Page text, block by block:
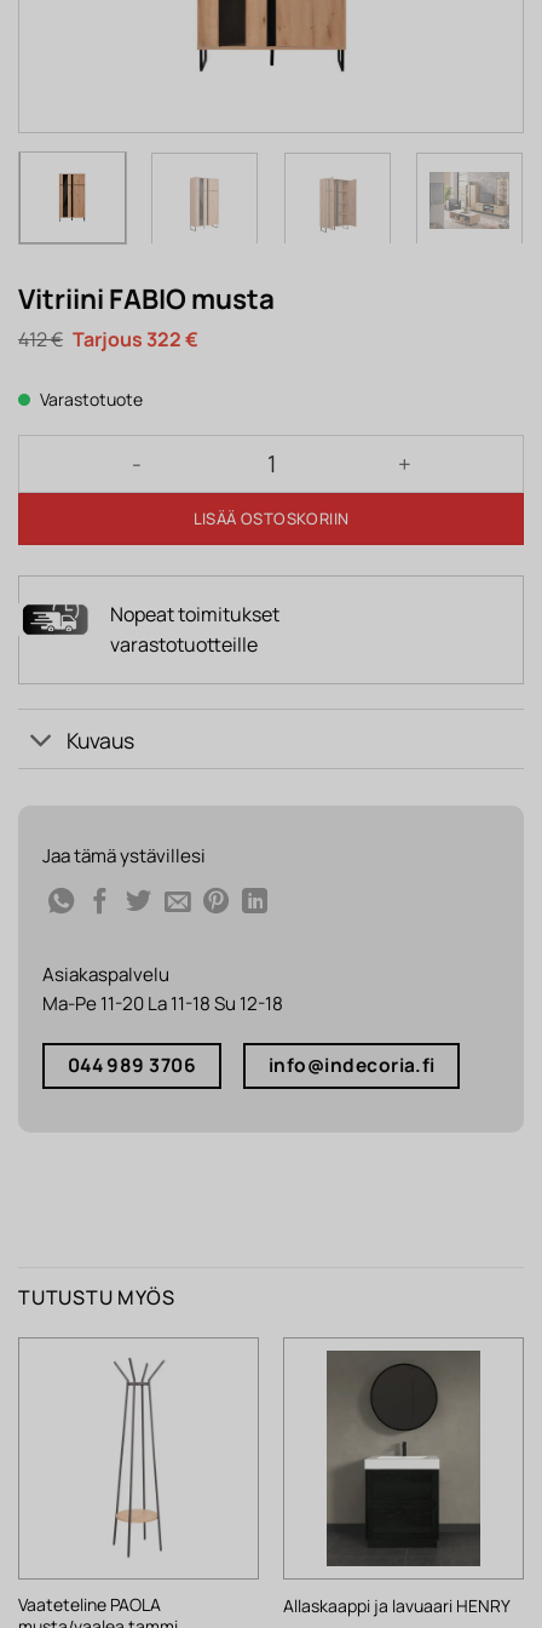
Vitriini FABIO musta
412€ Alkuperäinen
hinta
412 €.
322€Nykyinen
Varastotuote
Vitriini FABIO musta määrä
LISÄÄ OSTOSKORIIN
Nopeat toimitukset
varastotuotteille
Kuvaus
Jaa tämä ystävillesi
Asiakaspalvelu
Ma-Pe 11-20 La 11-18 Su 12-18
044 989 3706 info@indecoria.fi
TUTUSTU MYÖS
Vaateteline PAOLA
Allaskaappi ja lavuaari HENRY